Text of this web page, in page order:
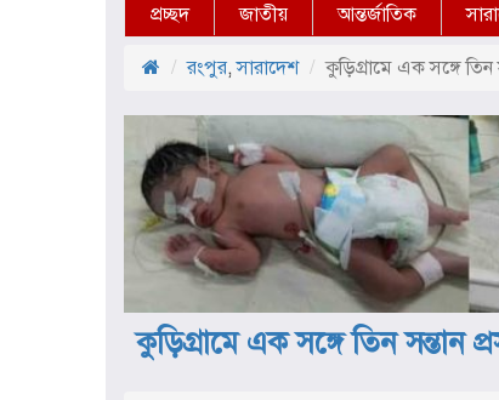
প্রচ্ছদ জাতীয় আন্তর্জাতিক
রংপুর,সারাদেশ কুড়িগ্রামে এক সঙ্গে তিন
কুড়িগ্রামে এক সঙ্গে তিন সন্তান